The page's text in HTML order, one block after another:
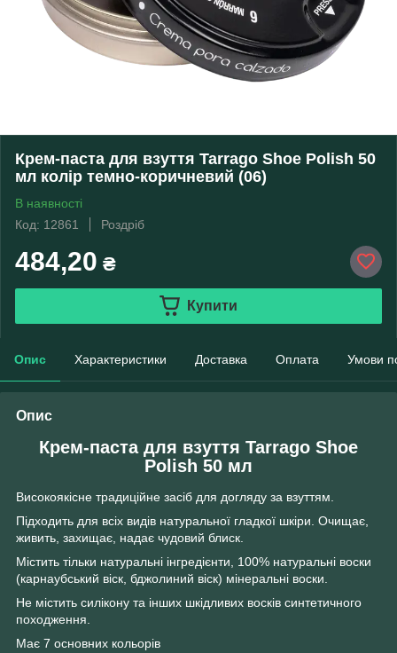
Крем-паста для взуття Tarrago Shoe Polish 50
мл колір темно-коричневий (06)
В наявності
Код: 12861
Роздріб
484,20 ₴
Купити
Опис Характеристики Доставка Оплата Умови
Опис
Крем-паста для взуття Tarrago Shoe
Polish 50 мл
Високоякісне традиційне засіб для догляду за взуттям.
Підходить для всіх видів натуральної гладкої шкіри. Очищає,
живить, захищає, надає чудовий блиск.
Містить тільки натуральні інгредієнти, 100% натуральні воски
(карнаубський віск, бджолиний віск) мінеральні воски.
Не містить силікону та інших шкідливих восків синтетичного
походження.
Має 7 основних кольорів